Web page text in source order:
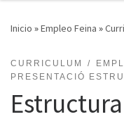
Inicio »Empleo Feina »
CURRICULUM
PRESENTACIÓ